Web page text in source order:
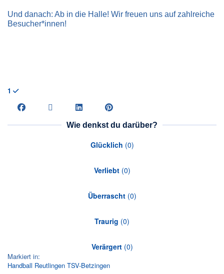
Und danach: Ab in die Halle! Wir freuen uns auf zahlreiche
Besucher*innen!
1
Wie denkst du darüber?
Glücklich (0)
Verliebt(0)
Überrascht(0)
Traurig (0)
Verärgert(0)
Markiert in:
Handball Reutlingen TSV-Betzingen